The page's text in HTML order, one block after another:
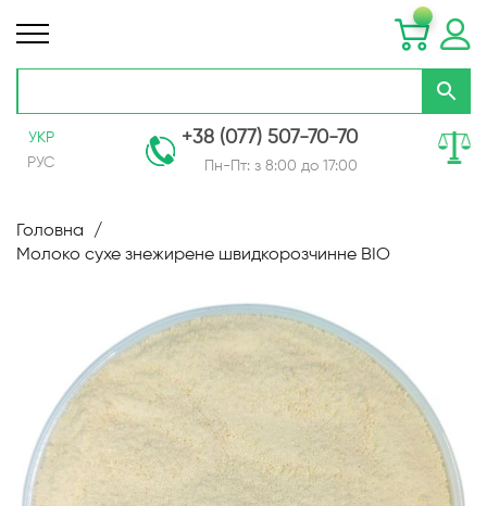
УКР
РУС
+38 (077) 507-70-70
Пн-Пт: з 8:00 до 17:00
Content
Головна
Молоко сухе знежирене швидкорозчинне BIO
галереї
зображень